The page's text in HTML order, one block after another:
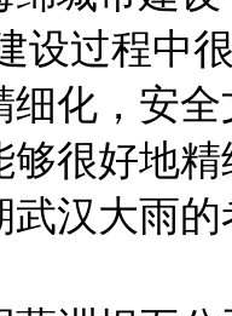
设过程中
化，安
很好地
汉大雨